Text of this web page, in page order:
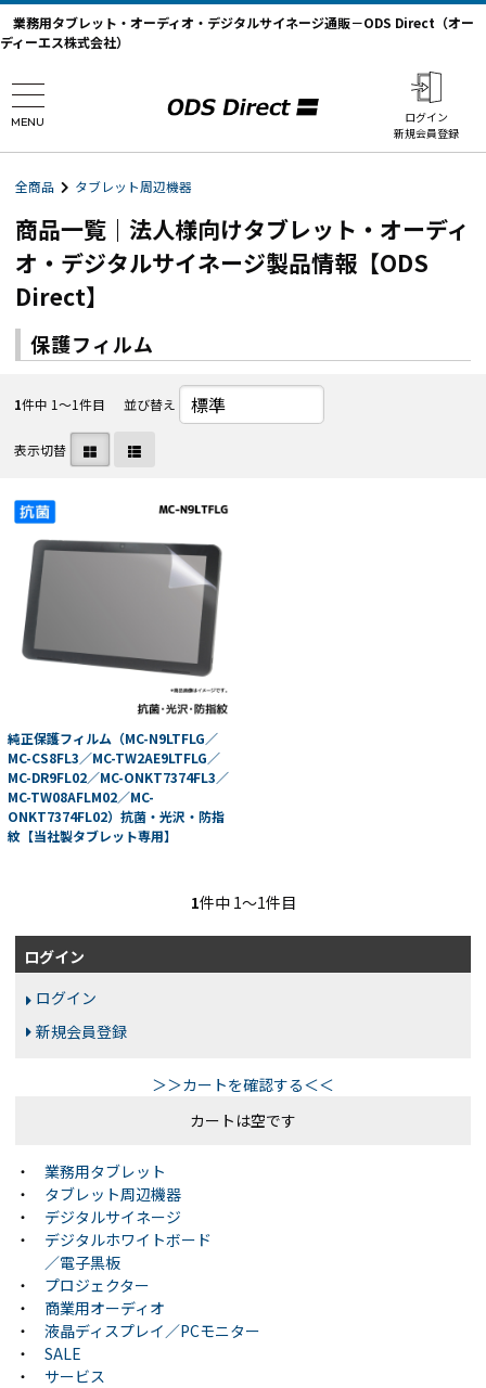
業務用タブレット・オーディオ・デジタルサイネージ通販－ODS Direct（オー
ディーエス株式会社）
MENU
ログイン
新規会員登録
全商品 タブレット周辺機器
商品一覧｜法人様向けタブレット・オーディ
オ・デジタルサイネージ製品情報【ODS
Direct】
保護フィルム
1件中 1〜1件目 並び替え
表示切替
純正保護フィルム（MC-N9LTFLG／
MC-CS8FL3／MC-TW2AE9LTFLG／
MC-DR9FL02／MC-ONKT7374FL3／
MC-TW08AFLM02／MC-
ONKT7374FL02）抗菌・光沢・防指
紋【当社製タブレット専用】
1件中 1〜1件目
ログイン
ログイン
新規会員登録
＞＞カートを確認する＜＜
カートは空です
・
業務用タブレット
・
タブレット周辺機器
・
デジタルサイネージ
・
デジタルホワイトボード
／電子黒板
・
プロジェクター
・
商業用オーディオ
・
液晶ディスプレイ／PCモニター
・
SALE
・
サービス